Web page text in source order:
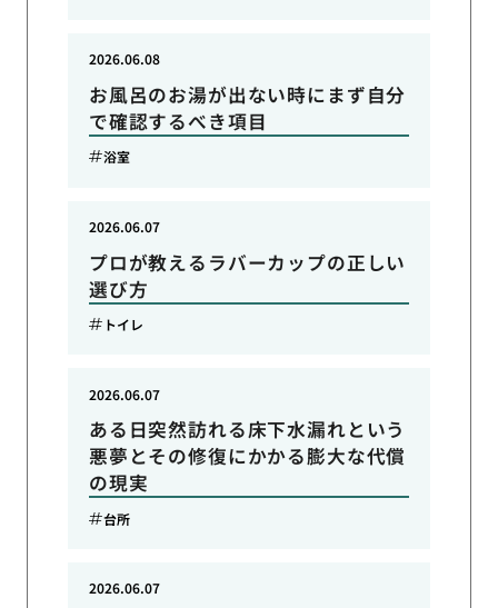
お風呂のお湯が出ない時にまず自分
で確認するべき項目
2026.06.08
浴室
プロが教えるラバーカップの正しい
選び方
2026.06.07
トイレ
ある日突然訪れる床下水漏れという
悪夢とその修復にかかる膨大な代償
の現実
2026.06.07
台所
2026.06.07